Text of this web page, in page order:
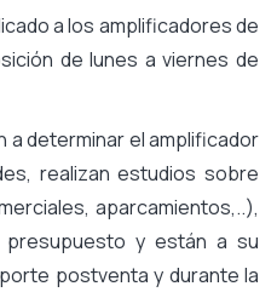
a los amplificadores de
de lunes a viernes de
a determinar el amplificador
realizan estudios sobre
aparcamientos,..),
presupuesto y están a su
postventa y durante la